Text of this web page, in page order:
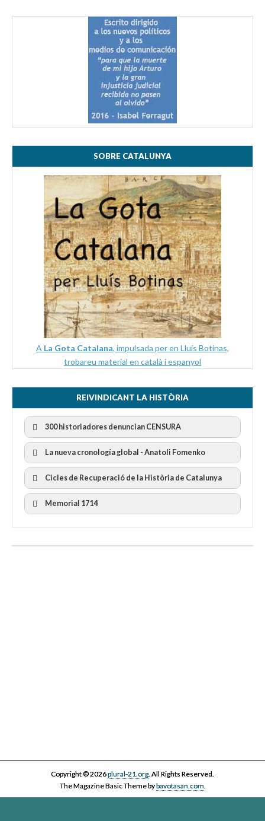
SOBRE CATALUNYA
A La Gota Catalana, impulsada per en Lluís Botinas,
trobareu material en català i espanyol
REIVINDICANT LA HISTÒRIA
300 historiadores denuncian CENSURA
300 Historiadors denuncien al “Gobierno Español” per la
censura
La nueva cronología global - Anatoli Fomenko
Cicles de Recuperació de la Història de Catalunya
I Cicle Història i Censura
II Cicle Història i Censura
Memorial 1714
Copyright © 2026plural-21.org. All Rights Reserved.
The Magazine Basic Theme bybavotasan.com.